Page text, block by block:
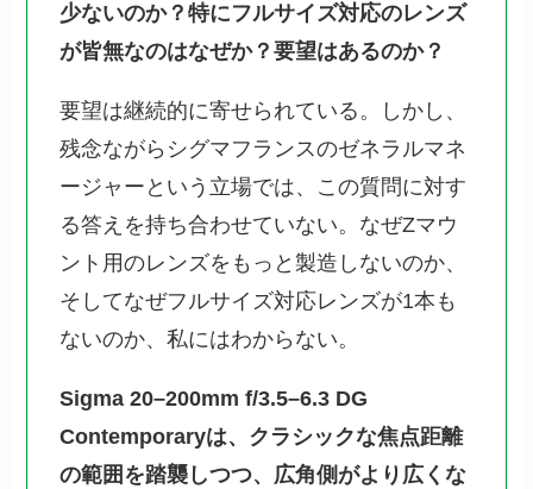
少ないのか？特にフルサイズ対応のレンズ
が皆無なのはなぜか？要望はあるのか？
要望は継続的に寄せられている。しかし、
残念ながらシグマフランスのゼネラルマネ
ージャーという立場では、この質問に対す
る答えを持ち合わせていない。なぜZマウ
ント用のレンズをもっと製造しないのか、
そしてなぜフルサイズ対応レンズが1本も
ないのか、私にはわからない。
Sigma 20–200mm f/3.5–6.3 DG
Contemporaryは、クラシックな焦点距離
の範囲を踏襲しつつ、広角側がより広くな